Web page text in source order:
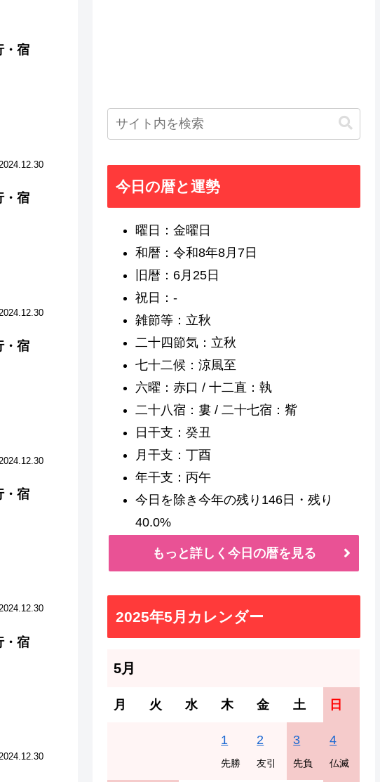
・宿
2024.12.30
・宿
2024.12.30
・宿
2024.12.30
・宿
・宿
今日の暦と運勢
曜日：金曜日
和暦：令和8年8月7日
旧暦：6月25日
祝日：-
雑節等：立秋
二十四節気：立秋
七十二候：涼風至
六曜：赤口 / 十二直：執
二十八宿：婁 / 二十七宿：觜
日干支：癸丑
月干支：丁酉
年干支：丙午
今日を除き今年の残り146日・残り
40.0%
もっと詳しく今日の暦を見る
2025年5月カレンダー
5月
月 火 水 木 金 土 日
1
先勝
2
友引
3
先負
4
仏滅